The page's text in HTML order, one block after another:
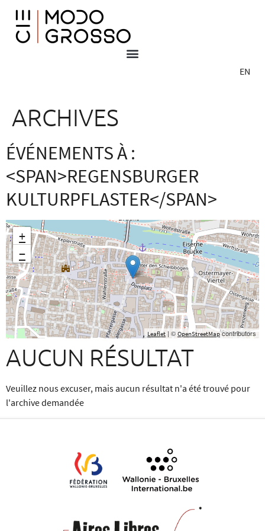
EN
ARCHIVES
ÉVÉNEMENTS À :
<SPAN>REGENSBURGER
KULTURPFLASTER</SPAN>
+
−
Leaflet | ©OpenStreetMapcontributors
AUCUN RÉSULTAT
Veuillez nous excuser, mais aucun résultat n'a été trouvé pour
l'archive demandée